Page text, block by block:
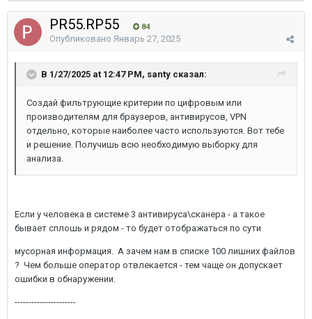
PR55.RP55 84
Опубликовано Январь 27, 2025
В 1/27/2025 at 12:47 PM, santy сказал:
Создай фильтрующие критерии по цифровым или
производителям для браузеров, антивирусов, VPN
отдельно, которые наиболее часто используются. Вот тебе
и решение. Получишь всю необходимую выборку для
анализа.
Если у человека в системе 3 антивируса\сканера - а такое
бывает сплошь и рядом - то будет отображаться по сути
мусорная информация. А зачем нам в списке 100 лишних файлов
? Чем больше оператор отвлекается - тем чаще он допускает
ошибки в обнаружении.
----------------------